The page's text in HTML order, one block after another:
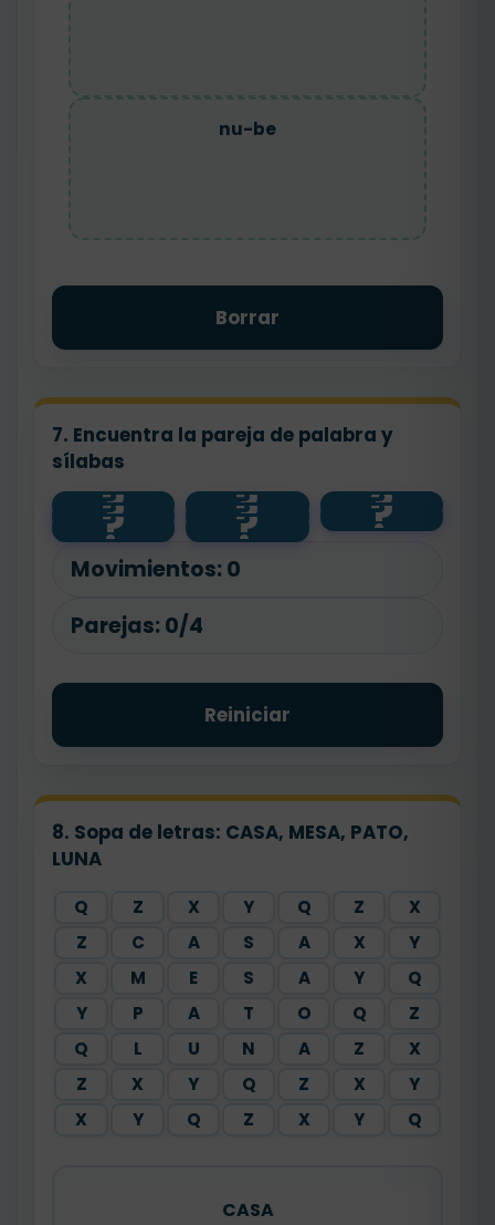
nu-be
Borrar
7. Encuentra la pareja de palabra y
sílabas
?
ca-sa ?
me-sa ?
CASA
?
MESA ?
lu-na ?
PATO
?
pa-to ?
LUNA
Movimientos: 0
Parejas: 0/4
Reiniciar
8. Sopa de letras: CASA, MESA, PATO,
LUNA
Q Z X Y Q Z
X
Z
C A S A X
Y
X
M E S A Y
Q
Y
P A T O Q
Z
Q
L U N A Z
X
Z
X Y Q Z X
Y
X
Y Q Z X Y Q
CASA